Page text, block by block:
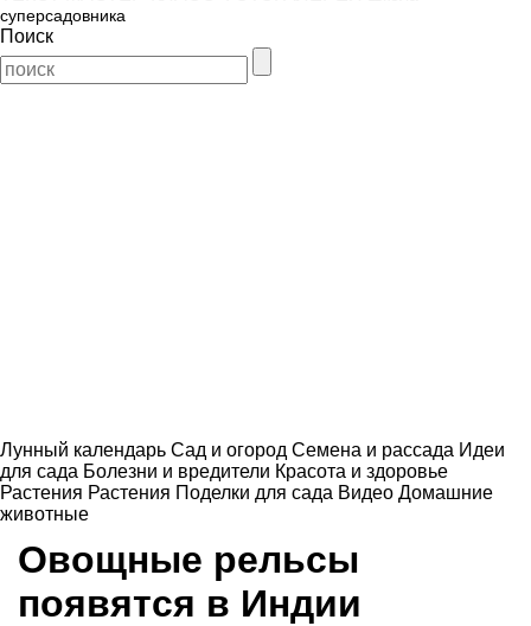
суперсадовника
Поиск
Лунный календарь Сад и огород Семена и рассада Идеи
для сада Болезни и вредители Красота и здоровье
Растения Растения Поделки для сада Видео Домашние
животные
Овощные рельсы
появятся в Индии